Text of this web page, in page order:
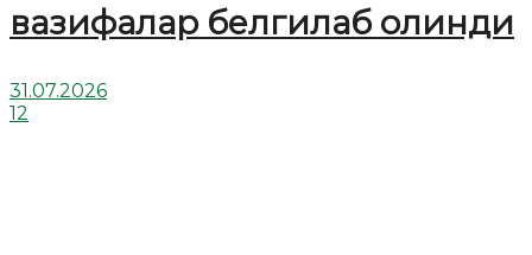
вазифалар белгилаб олинди
31.07.2026
12